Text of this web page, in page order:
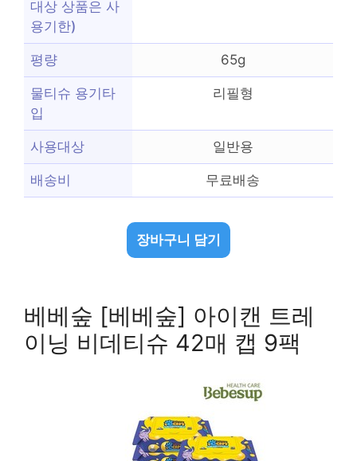
대상 상품은 사
용기한)
평량 65g
물티슈 용기타
입
리필형
사용대상 일반용
배송비 무료배송
장바구니 담기
베베숲 [베베숲] 아이캔 트레
이닝 비데티슈 42매 캡 9팩